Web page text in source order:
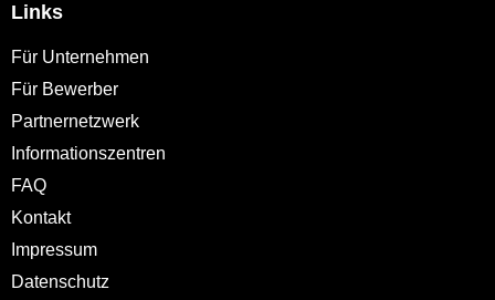
Links
Für Unternehmen
Für Bewerber
Partnernetzwerk
Informationszentren
FAQ
Kontakt
Impressum
Datenschutz